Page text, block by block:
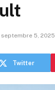
septembre 5, 2025
Twitter